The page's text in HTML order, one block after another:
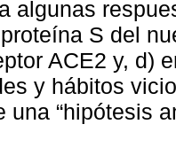
algunas
S del
ACE2 y, d)
y hábitos
una “hipótesis